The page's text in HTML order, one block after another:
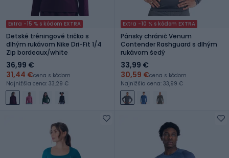
Extra -15 % s kódom EXTRA
Detské tréningové tričko s
dlhým rukávom Nike Dri-Fit 1/4
Zip bordeaux/white
36,99 €
31,44 €cena s kódom
Najnižšia cena: 33,29 €
Extra -10 % s kódom EXTRA
Pánsky chránič Venum
Contender Rashguard s dlhým
rukávom šedý
33,99 €
30,59 €cena s kódom
Najnižšia cena: 33,99 €